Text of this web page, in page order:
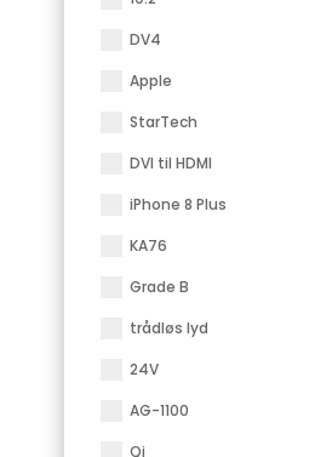
DV4
Apple
StarTech
DVI til HDMI
iPhone 8 Plus
KA76
Grade B
trådløs lyd
24V
AG-1100
Qi